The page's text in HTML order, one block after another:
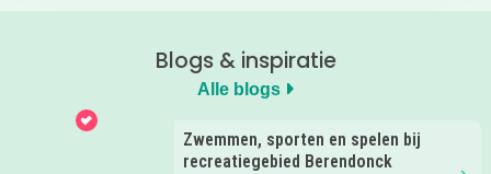
Blogs & inspiratie
Alle blogs
Zwemmen, sporten en spelen bij
recreatiegebied Berendonck